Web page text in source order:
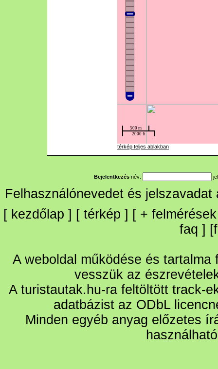
térkép teljes ablakban
Bejelentkezés név:
Felhasználónevedet és
[ kezdőlap ] [ térkép ] [ + felmérések
faq ] [
A weboldal működése és
vesszük az
A turistautak.hu-ra feltöltött track-
adatbázist az ODbL
Minden egyéb anyag előzetes